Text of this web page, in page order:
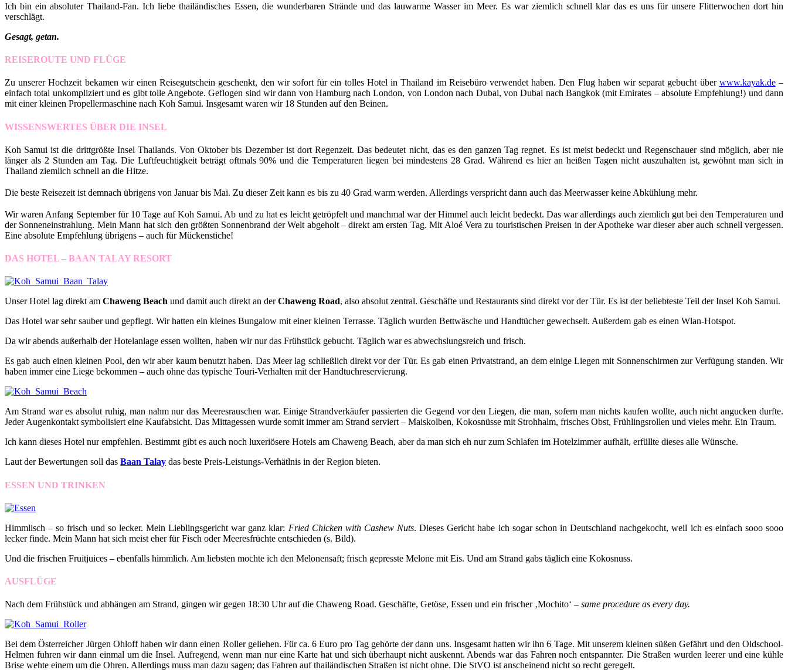
Ich bin ein absoluter Thailand-Fan. Ich liebe thailändisches Essen, die wunderbaren Strände und das lauwarme Wasser im Meer. Es war ziemlich schnell klar das es uns für unsere Flitterwochen dort hin
verschlägt.
Gesagt, getan.
REISEROUTE UND FLÜGE
Zu unserer Hochzeit bekamen wir einen Reisegutschein geschenkt, den wir sofort für ein tolles Hotel in Thailand im Reisebüro verwendet haben. Den Flug haben wir separat gebucht über www.kayak.de–
einfach total unkompliziert und es gibt tolle Angebote. Geflogen sind wir dann von Hamburg nach London, von London nach Dubai, von Dubai nach Bangkok (mit Emirates – absolute Empfehlung!) und dann
mit einer kleinen Propellermaschine nach Koh Samui. Insgesamt waren wir 18 Stunden auf den Beinen.
WISSENSWERTES ÜBER DIE INSEL
Koh Samui ist die drittgrößte Insel Thailands. Von Oktober bis Dezember ist dort Regenzeit. Das bedeutet nicht, das es den ganzen Tag regnet. Es ist meist bedeckt und Regenschauer sind möglich, aber nie
länger als 2 Stunden am Tag. Die Luftfeuchtigkeit beträgt oftmals 90% und die Temperaturen liegen bei mindestens 28 Grad. Während es hier an heißen Tagen nicht auszuhalten ist, gewöhnt man sich in
Thailand ziemlich schnell an die Hitze.
Die beste Reisezeit ist demnach übrigens von Januar bis Mai. Zu dieser Zeit kann es bis zu 40 Grad warm werden. Allerdings verspricht dann auch das Meerwasser keine Abkühlung mehr.
Wir waren Anfang September für 10 Tage auf Koh Samui. Ab und zu hat es leicht getröpfelt und manchmal war der Himmel auch leicht bedeckt. Das war allerdings auch ziemlich gut bei den Temperaturen und
der Sonneneinstrahlung. Mein Mann hat sich den größten Sonnenbrand der Welt abgeholt – direkt am ersten Tag. Mit Aloé Vera zu touristischen Preisen in der Apotheke war dieser aber auch schnell vergessen.
Eine absolute Empfehlung übrigens – auch für Mückenstiche!
DAS HOTEL – BAAN TALAY RESORT
Unser Hotel lag direkt am Chaweng Beach und damit auch direkt an derChaweng Road, also absolut zentral. Geschäfte und Restaurants sind direkt vor der Tür. Es ist der beliebteste Teil der Insel Koh Samui.
Das Hotel war sehr sauber und gepflegt. Wir hatten ein kleines Bungalow mit einer kleinen Terrasse. Täglich wurden Bettwäsche und Handtücher gewechselt. Außerdem gab es einen Wlan-Hotspot.
Da wir abends außerhalb der Hotelanlage essen wollten, haben wir nur das Frühstück gebucht. Täglich war es abwechslungsreich und frisch.
Es gab auch einen kleinen Pool, den wir aber kaum benutzt haben. Das Meer lag schließlich direkt vor der Tür. Es gab einen Privatstrand, an dem einige Liegen mit Sonnenschirmen zur Verfügung standen. Wir
haben immer eine Liege bekommen – auch ohne das typische Touri-Verhalten mit der Handtuchreservierung.
Am Strand war es absolut ruhig, man nahm nur das Meeresrauschen war. Einige Strandverkäufer passierten die Gegend vor den Liegen, die man, sofern man nichts kaufen wollte, auch nicht angucken durfte.
Jeder Augenkontakt symbolisiert eine Kaufabsicht. Das Mittagessen wurde somit immer am Strand serviert – Maiskolben, Kokosnüsse mit Strohhalm, frisches Obst, Frühlingsrollen und vieles mehr. Ein Traum.
Ich kann dieses Hotel nur empfehlen. Bestimmt gibt es auch noch luxeriösere Hotels am Chaweng Beach, aber da man sich eh nur zum Schlafen im Hotelzimmer aufhält, erfüllte dieses alle Wünsche.
Laut der Bewertungen soll das Baan Talay das beste Preis-Leistungs-Verhätlnis in der Region bieten.
ESSEN UND TRINKEN
Himmlisch – so frisch und so lecker. Mein Lieblingsgericht war ganz klar: Fried Chicken with Cashew Nuts. Dieses Gericht habe ich sogar schon in Deutschland nachgekocht, weil ich es einfach sooo sooo
lecker finde. Mein Mann hat sich meist eher für Fisch oder Meeresfrüchte entschieden (s. Bild).
Und die frischen Fruitjuices – ebenfalls himmlich. Am liebsten mochte ich den Melonensaft; frisch gepresste Melone mit Eis. Und am Strand gabs täglich eine Kokosnuss.
AUSFLÜGE
Nach dem Frühstück und abhängen am Strand, gingen wir gegen 18:30 Uhr auf die Chaweng Road. Geschäfte, Getöse, Essen und ein frischer ‚Mochito‘ – same procedure as every day.
Bei dem Österreicher Jürgen Ohloff haben wir dann einen Roller geliehen. Für ca. 6 Euro pro Tag gehörte der dann uns. Insgesamt hatten wir ihn 6 Tage. Mit unserem kleinen süßen Gefährt und den Oldschool-
Helmen fuhren wir dann einmal um die Insel. Aufregend, wenn man nur eine Karte hat und sich überhaupt nicht auskennt. Abends war das Fahren noch entspannter. Die Straßen wurden leerer und eine kühle
Brise wehte einem um die Ohren. Allerdings muss man dazu sagen; das Fahren auf thailändischen Straßen ist nicht ohne. Die StVO ist anscheinend nicht so recht geregelt.